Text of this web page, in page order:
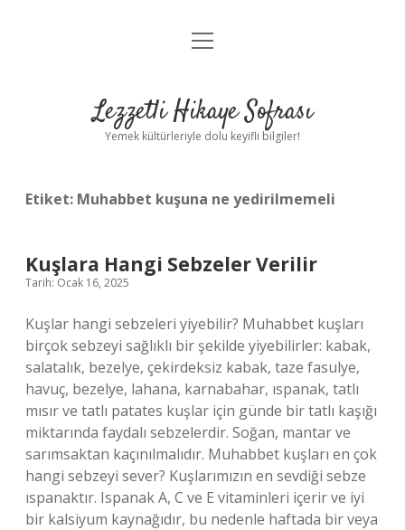
Anasayfa
Yasal Uyarı
menüyü
Lezzetli Hikaye Sofrası
Yemek kültürleriyle dolu keyifli bilgiler!
Etiket: Muhabbet kuşuna ne yedirilmemeli
Kuşlara Hangi Sebzeler Verilir
Tarih: Ocak 16, 2025
Kuşlar hangi sebzeleri yiyebilir? Muhabbet kuşları
birçok sebzeyi sağlıklı bir şekilde yiyebilirler: kabak,
salatalık, bezelye, çekirdeksiz kabak, taze fasulye,
havuç, bezelye, lahana, karnabahar, ıspanak, tatlı
mısır ve tatlı patates kuşlar için günde bir tatlı kaşığı
miktarında faydalı sebzelerdir. Soğan, mantar ve
sarımsaktan kaçınılmalıdır. Muhabbet kuşları en çok
hangi sebzeyi sever? Kuşlarımızın en sevdiği sebze
ıspanaktır. Ispanak A, C ve E vitaminleri içerir ve iyi
bir kalsiyum kaynağıdır, bu nedenle haftada bir veya